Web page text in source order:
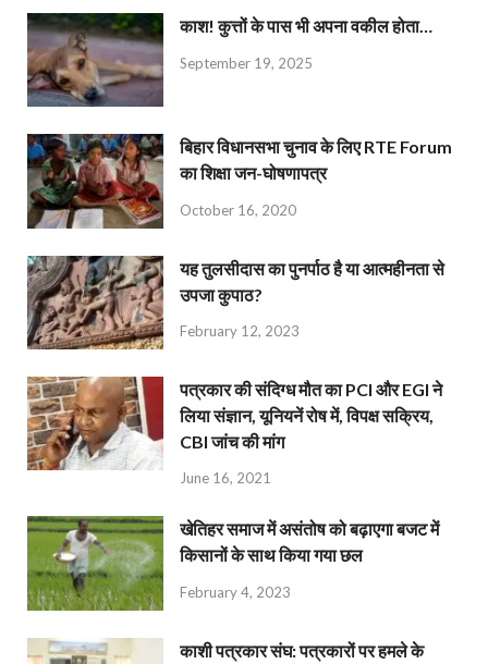
काश! कुत्तों के पास भी अपना वकील होता…
September 19, 2025
बिहार विधानसभा चुनाव के लिए RTE Forum
का शिक्षा जन-घोषणापत्र
October 16, 2020
यह तुलसीदास का पुनर्पाठ है या आत्महीनता से
उपजा कुपाठ?
February 12, 2023
पत्रकार की संदिग्ध मौत का PCI और EGI ने
लिया संज्ञान, यूनियनें रोष में, विपक्ष सक्रिय,
CBI जांच की मांग
June 16, 2021
खेतिहर समाज में असंतोष को बढ़ाएगा बजट में
किसानों के साथ किया गया छल
February 4, 2023
काशी पत्रकार संघ: पत्रकारों पर हमले के